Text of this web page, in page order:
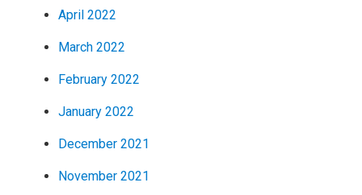
April 2022
March 2022
February 2022
January 2022
December 2021
November 2021